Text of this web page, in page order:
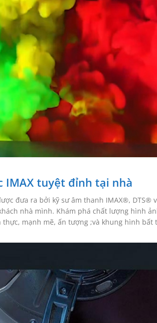
IMAX tuyệt đỉnh tại nhà
đưa ra bởi kỹ sư âm thanh IMAX®,
nhà mình. Khám phá chất lượng hình
mạnh mẽ, ấn tượng ;và khung hình